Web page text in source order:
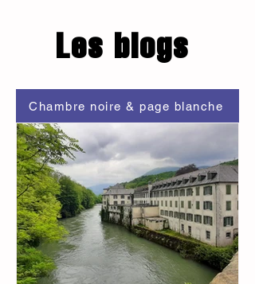
Les blogs
Chambre noire & page blanche